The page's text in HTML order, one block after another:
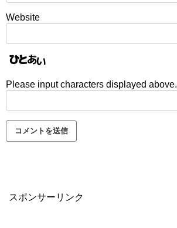
Website
Please input characters displayed above.
スポンサーリンク